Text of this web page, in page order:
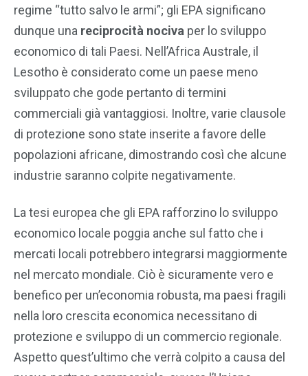
regime “tutto salvo le armi”; gli EPA significano
dunque una reciprocità nociva per lo sviluppo
economico di tali Paesi. Nell’Africa Australe, il
Lesotho è considerato come un paese meno
sviluppato che gode pertanto di termini
commerciali già vantaggiosi. Inoltre, varie clausole
di protezione sono state inserite a favore delle
popolazioni africane, dimostrando così che alcune
industrie saranno colpite negativamente.
La tesi europea che gli EPA rafforzino lo sviluppo
economico locale poggia anche sul fatto che i
mercati locali potrebbero integrarsi maggiormente
nel mercato mondiale. Ciò è sicuramente vero e
benefico per un’economia robusta, ma paesi fragili
nella loro crescita economica necessitano di
protezione e sviluppo di un commercio regionale.
Aspetto quest’ultimo che verrà colpito a causa del